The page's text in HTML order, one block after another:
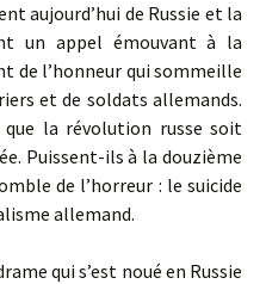
aujourd’hui de Russie et la
un appel émouvant à la
de l’honneur qui som­meille
et de soldats allemands.
la révolution russe soit
Puissent-ils à la douzième
de l’horreur : le suicide
allemand.
qui s’est noué en Russie